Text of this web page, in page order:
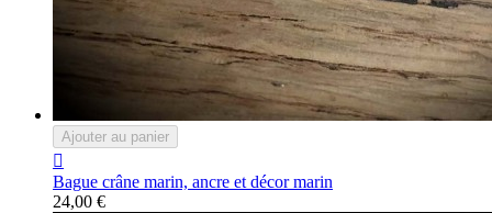
Ajouter au panier

Bague crâne marin, ancre et décor marin
24,00 €